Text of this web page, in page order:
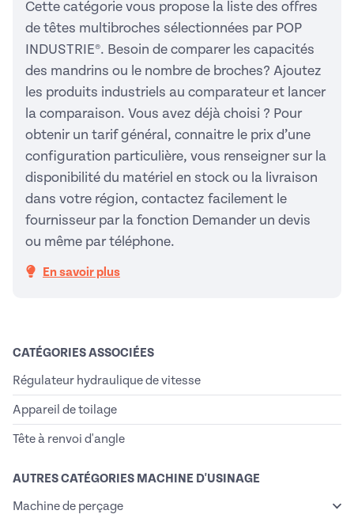
Cette catégorie vous propose la liste des offres
de têtes multibroches sélectionnées par POP
INDUSTRIE®. Besoin de comparer les capacités
des mandrins ou le nombre de broches? Ajoutez
les produits industriels au comparateur et lancer
la comparaison. Vous avez déjà choisi ? Pour
obtenir un tarif général, connaitre le prix d’une
configuration particulière, vous renseigner sur la
disponibilité du matériel en stock ou la livraison
dans votre région, contactez facilement le
fournisseur par la fonction Demander un devis
ou même par téléphone.
En savoir plus
CATÉGORIES ASSOCIÉES
Régulateur hydraulique de vitesse
Appareil de toilage
Tête à renvoi d'angle
AUTRES CATÉGORIES MACHINE D'USINAGE
Machine de perçage